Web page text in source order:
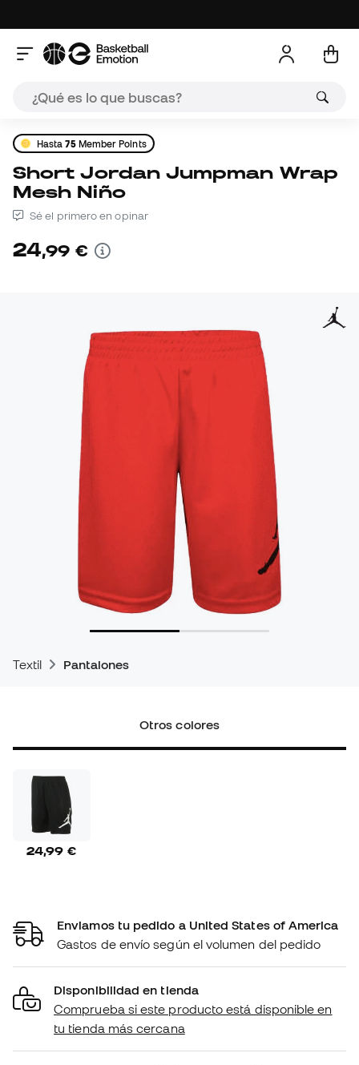
Hasta75Member Points
Short Jordan Jumpman Wrap
Mesh Niño
Sé el primero en opinar
24,99 €
Textil Pantalones
Otros colores
24,99 €
Enviamos tu pedido a United States of America
Gastos de envío según el volumen del pedido
Disponibilidad en tienda
Comprueba si este producto está disponible en
tu tienda más cercana